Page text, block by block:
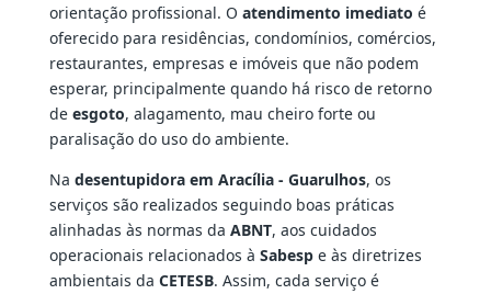
orientação profissional. O atendimento imediato é
oferecido para residências, condomínios, comércios,
restaurantes, empresas e imóveis que não podem
esperar, principalmente quando há risco de retorno
de esgoto, alagamento, mau cheiro forte ou
paralisação do uso do ambiente.
Na desentupidora em Aracília - Guarulhos, os
serviços são realizados seguindo boas práticas
alinhadas às normas da ABNT, aos cuidados
operacionais relacionados à Sabespe às diretrizes
ambientais da CETESB. Assim, cada serviço é